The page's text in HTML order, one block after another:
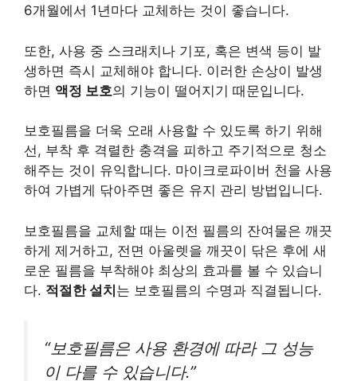
6개월에서 1년마다 교체하는 것이 좋습니다.
또한, 사용 중 스크래치나 기포, 혹은 변색 등이 발
생하면 즉시 교체해야 합니다. 이러한 손상이 발생
하면 액정 보호의 기능이 떨어지기 때문입니다.
보호필름을 더욱 오래 사용할 수 있도록 하기 위해
선, 부착 후 격렬한 충격을 피하고 주기적으로 청소
해주는 것이 유익합니다. 마이크로파이버 천을 사용
하여 가볍게 닦아주면 좋은 유지 관리 방법입니다.
보호필름을 교체할 때는 이전 필름의 잔여물은 깨끗
하게 제거하고, 전면 아울렛을 깨끗이 닦은 후에 새
로운 필름을 부착해야 최상의 효과를 볼 수 있습니
다. 적절한 설치는 보호필름의 수명과 직결됩니다.
“보호필름은 사용 환경에 따라 그 성능
이 다를 수 있습니다.”